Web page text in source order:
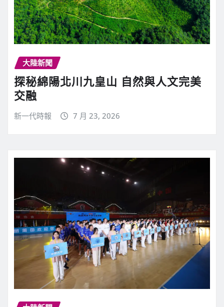
大陸新聞
探秘綿陽北川九皇山 自然與人文完美
交融
新一代時報 7 月 23, 2026